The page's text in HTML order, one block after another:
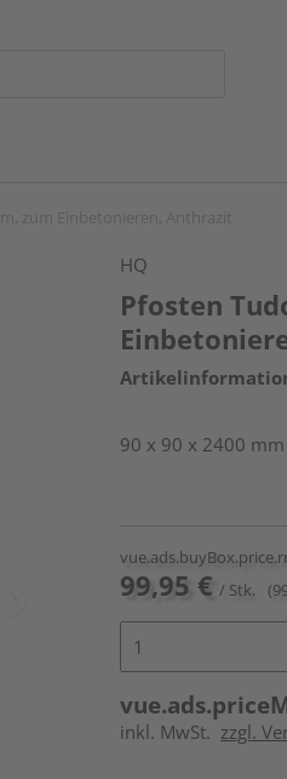
HQ
Pfosten
90 x 90 x 2400 mm
99,95 € / Stk.
inkl. MwSt. zzgl.